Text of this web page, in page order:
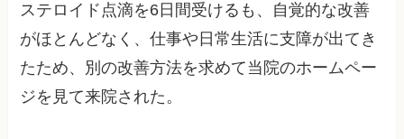
ステロイド点滴を6日間受けるも、自覚的な改善
がほとんどなく、仕事や日常生活に支障が出てき
たため、別の改善方法を求めて当院のホームペー
ジを見て来院された。